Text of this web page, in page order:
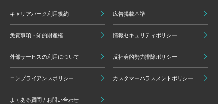
キャリアパーク利用規約 広告掲載基準
免責事項・知的財産権 情報セキュリティポリシー
外部サービスの利用について 反社会的勢力排除ポリシー
コンプライアンスポリシー カスタマーハラスメントポリシー
よくある質問 / お問い合わせ